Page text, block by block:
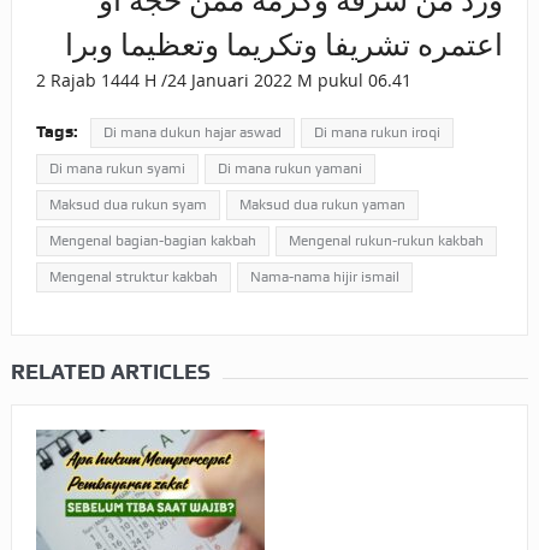
اعتمره تشريفا وتكريما وتعظيما وبرا
2 Rajab 1444 H /24 Januari 2022 M pukul 06.41
Tags: Di mana dukun hajar aswad Di mana rukun iroqi
Di mana rukun syami Di mana rukun yamani
Maksud dua rukun syam Maksud dua rukun yaman
Mengenal bagian-bagian kakbah Mengenal rukun-rukun kakbah
Mengenal struktur kakbah Nama-nama hijir ismail
RELATED ARTICLES